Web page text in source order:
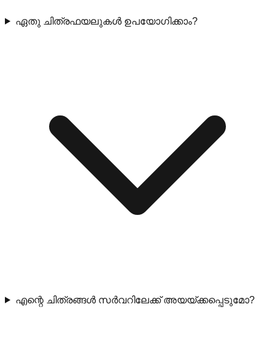
ഏതു ചിത്രഫയലുകൾ ഉപയോഗിക്കാം?
എന്റെ ചിത്രങ്ങൾ സർവറിലേക്ക് അയയ്ക്കപ്പെടുമോ?